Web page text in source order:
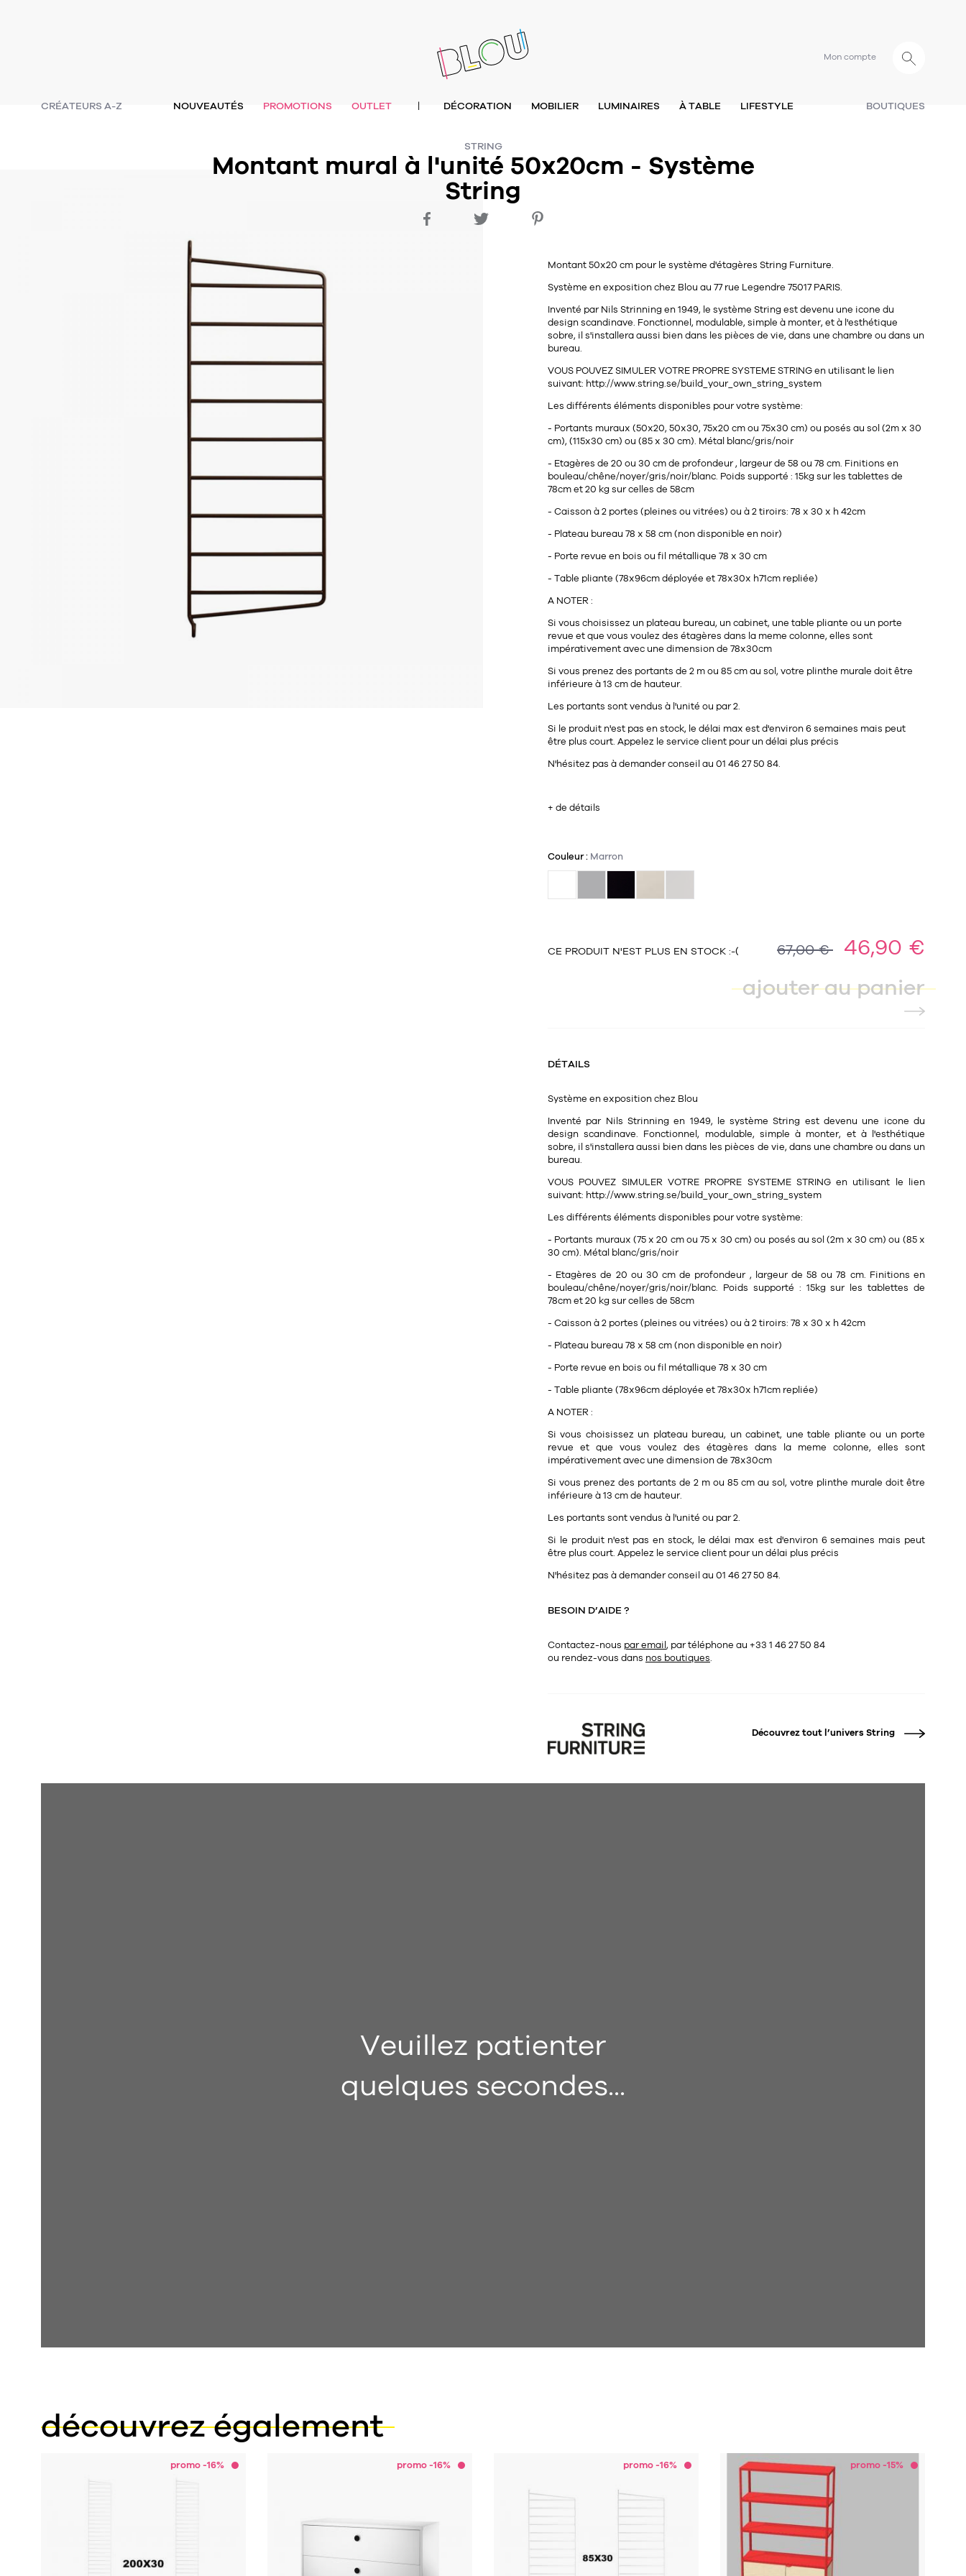
Mon compte
CRÉATEURS A-Z BOUTIQUES
NOUVEAUTÉS PROMOTIONS OUTLET | DÉCORATION MOBILIER LUMINAIRES À TABLE LIFESTYLE
STRING
Montant mural à l'unité 50x20cm - Système
String
Montant 50x20 cm pour le système d'étagères String Furniture.
Système en exposition chez Blou au 77 rue Legendre 75017 PARIS.
Inventé par Nils Strinning en 1949, le système String est devenu une icone du
design scandinave. Fonctionnel, modulable, simple à monter, et à l'esthétique
sobre, il s'installera aussi bien dans les pièces de vie, dans une chambre ou dans un
bureau.
VOUS POUVEZ SIMULER VOTRE PROPRE SYSTEME STRING en utilisant le lien
suivant: http://www.string.se/build_your_own_string_system
Les différents éléments disponibles pour votre système:
- Portants muraux (50x20, 50x30, 75x20 cm ou 75x30 cm) ou posés au sol (2m x 30
cm), (115x30 cm) ou (85 x 30 cm). Métal blanc/gris/noir
- Etagères de 20 ou 30 cm de profondeur , largeur de 58 ou 78 cm. Finitions en
bouleau/chêne/noyer/gris/noir/blanc. Poids supporté : 15kg sur les tablettes de
78cm et 20 kg sur celles de 58cm
- Caisson à 2 portes (pleines ou vitrées) ou à 2 tiroirs: 78 x 30 x h 42cm
- Plateau bureau 78 x 58 cm (non disponible en noir)
- Porte revue en bois ou fil métallique 78 x 30 cm
- Table pliante (78x96cm déployée et 78x30x h71cm repliée)
A NOTER :
Si vous choisissez un plateau bureau, un cabinet, une table pliante ou un porte
revue et que vous voulez des étagères dans la meme colonne, elles sont
impérativement avec une dimension de 78x30cm
Si vous prenez des portants de 2 m ou 85 cm au sol, votre plinthe murale doit être
inférieure à 13 cm de hauteur.
Les portants sont vendus à l'unité ou par 2.
Si le produit n'est pas en stock, le délai max est d'environ 6 semaines mais peut
être plus court. Appelez le service client pour un délai plus précis
N'hésitez pas à demander conseil au 01 46 27 50 84.
+ de détails
Couleur : Marron
CE PRODUIT N'EST PLUS EN STOCK :-( 67,00 €
46,90 €
ajouter au panier
DÉTAILS
Système en exposition chez Blou
Inventé par Nils Strinning en 1949, le système String est devenu une icone du
design scandinave. Fonctionnel, modulable, simple à monter, et à l'esthétique
sobre, il s'installera aussi bien dans les pièces de vie, dans une chambre ou dans un
bureau.
VOUS POUVEZ SIMULER VOTRE PROPRE SYSTEME STRING en utilisant le lien
suivant: http://www.string.se/build_your_own_string_system
Les différents éléments disponibles pour votre système:
- Portants muraux (75 x 20 cm ou 75 x 30 cm) ou posés au sol (2m x 30 cm) ou (85 x
30 cm). Métal blanc/gris/noir
- Etagères de 20 ou 30 cm de profondeur , largeur de 58 ou 78 cm. Finitions en
bouleau/chêne/noyer/gris/noir/blanc. Poids supporté : 15kg sur les tablettes de
78cm et 20 kg sur celles de 58cm
- Caisson à 2 portes (pleines ou vitrées) ou à 2 tiroirs: 78 x 30 x h 42cm
- Plateau bureau 78 x 58 cm (non disponible en noir)
- Porte revue en bois ou fil métallique 78 x 30 cm
- Table pliante (78x96cm déployée et 78x30x h71cm repliée)
A NOTER :
Si vous choisissez un plateau bureau, un cabinet, une table pliante ou un porte
revue et que vous voulez des étagères dans la meme colonne, elles sont
impérativement avec une dimension de 78x30cm
Si vous prenez des portants de 2 m ou 85 cm au sol, votre plinthe murale doit être
inférieure à 13 cm de hauteur.
Les portants sont vendus à l'unité ou par 2.
Si le produit n'est pas en stock, le délai max est d'environ 6 semaines mais peut
être plus court. Appelez le service client pour un délai plus précis
N'hésitez pas à demander conseil au 01 46 27 50 84.
BESOIN D’AIDE ?
Contactez-nous par email, par téléphone au +33 1 46 27 50 84
ou rendez-vous dans nos boutiques.
Découvrez tout l’univers String
Veuillez patienter
quelques secondes...
découvrez également
promo -16% promo -16% promo -16% promo -15%